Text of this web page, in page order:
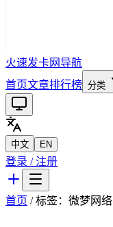
火速发卡网导航
首页文章排行榜 分类
中文 EN
登录 / 注册
首页 / 标签： 微梦网络